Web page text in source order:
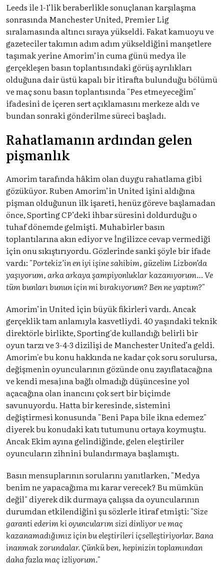
Leeds ile 1-1’lik beraberlikle sonuçlanan karşılaşma
sonrasında Manchester United, Premier Lig
sıralamasında altıncı sıraya yükseldi. Fakat kamuoyu ve
gazeteciler takımın adım adım yükseldiğini manşetlere
taşımak yerine Amorim’in cuma günü medya ile
gerçekleşen basın toplantısındaki görüş ayrılıkları
olduğuna dair üstü kapalı bir itirafta bulunduğu bölümü
ve maç sonu basın toplantısında "Pes etmeyeceğim"
ifadesini de içeren sert açıklamasını merkeze aldı ve
bundan sonraki gönderilme süreci başladı.
Rahatlamanın ardından gelen
pişmanlık
Amorim tarafında hâkim olan duygu rahatlama gibi
gözüküyor. Ruben Amorim’in United işini aldığına
pişman olduğunun ilk işareti, henüz göreve başlamadan
önce, Sporting CP’deki ihbar süresini doldurduğu o
tuhaf dönemde gelmişti. Muhabirler basın
toplantılarına akın ediyor ve İngilizce cevap vermediği
için onu sıkıştırıyordu. Gözlerinde sanki şöyle bir ifade
vardı: "Portekiz’in en iyi işine sahibim, güzelim Lizbon’da
yaşıyorum, arka arkaya şampiyonluklar kazanıyorum… Ve
tüm bunları bunun için mi bırakıyorum? Ben ne yaptım?"
Amorim’in United için büyük fikirleri vardı. Ancak
gerçeklik tam anlamıyla kasvetliydi. 40 yaşındaki teknik
direktörle birlikte, Sporting'de kullandığı belirli bir
oyun tarzı ve 3-4-3 dizilişi de Manchester United’a geldi.
Amorim'e bu konu hakkında ne kadar çok soru sorulursa,
değişmenin oyuncularının gözünde onu zayıflatacağına
ve kendi mesajına bağlı olmadığı düşüncesine yol
açacağına olan inancını çok sert bir biçimde
savunuyordu. Hatta bir keresinde, sistemini
değiştirmesi konusunda "Beni Papa bile ikna edemez"
diyerek bu konudaki katı tutumunu ortaya koymuştu.
Ancak Ekim ayına gelindiğinde, gelen eleştiriler
oyuncuların zihnini bulandırmaya başlamıştı.
Basın mensuplarının sorularını yanıtlarken, "Medya
benim ne yapacağıma mı karar verecek? Bu mümkün
değil" diyerek dik durmaya çalışsa da oyuncularının
durumdan etkilendiğini şu sözlerle itiraf etmişti: "Size
garanti ederim ki oyuncularım sizi dinliyor ve maç
kazanamadığımız için bu eleştirileri içselleştiriyorlar. Bana
inanmak zorundalar. Çünkü ben, hepinizin toplamından
daha fazla maç izliyorum."